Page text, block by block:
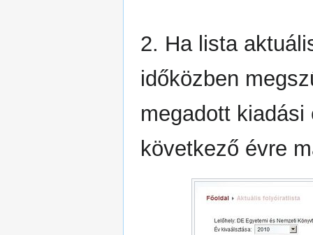
2. Ha lista
időközben
megadott
következő évre